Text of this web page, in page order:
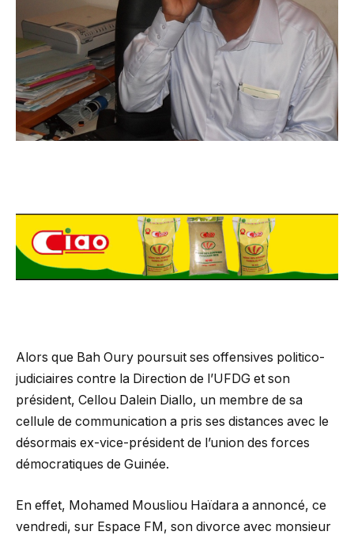
Alors que Bah Oury poursuit ses offensives politico-
judiciaires contre la Direction de l’UFDG et son
président, Cellou Dalein Diallo, un membre de sa
cellule de communication a pris ses distances avec le
désormais ex-vice-président de l’union des forces
démocratiques de Guinée.
En effet, Mohamed Mousliou Haïdara a annoncé, ce
vendredi, sur Espace FM, son divorce avec monsieur